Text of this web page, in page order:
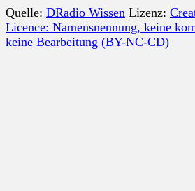
Quelle: DRadio Wissen Lizenz:
Licence: Namensnennung, keine
keine Bearbeitung (BY-NC-CD)